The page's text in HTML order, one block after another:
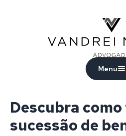
Menu
Descubra
sucessão de